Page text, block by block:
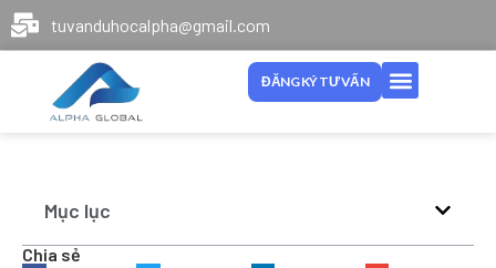
tuvanduhocalpha@gmail.com
ĐĂNG KÝ TƯ VẤN
Mục lục
Chia sẻ